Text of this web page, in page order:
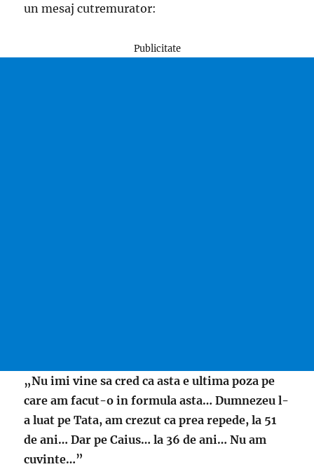
un mesaj cutremurator:
Publicitate
„Nu imi vine sa cred ca asta e ultima poza pe
care am facut-o in formula asta… Dumnezeu l-
a luat pe Tata, am crezut ca prea repede, la 51
de ani… Dar pe Caius… la 36 de ani… Nu am
cuvinte…”